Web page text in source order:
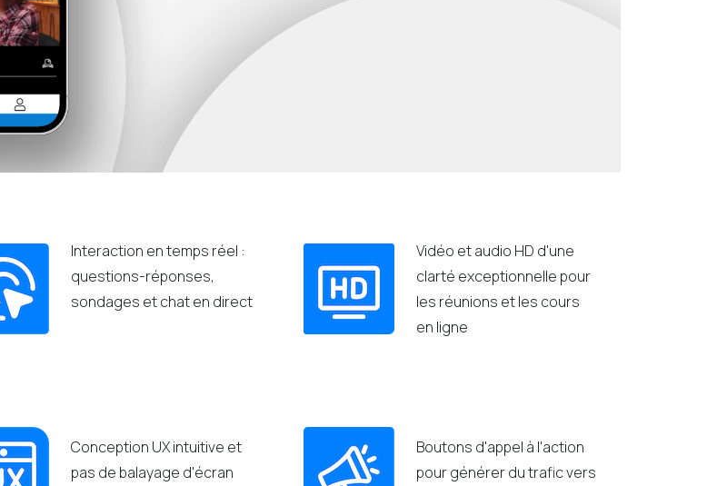
Interaction en temps réel :
questions-réponses,
sondages et chat en direct
Vidéo et audio HD d'une
clarté exceptionnelle pour
les réunions et les cours
en ligne
Conception UX intuitive et
pas de balayage d'écran
Boutons d'appel à l'action
pour générer du trafic vers